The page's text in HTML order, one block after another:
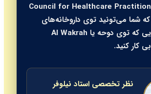
Council for Healthcare
شما می‌تونید توی داروخانه‌های
قطر، مثل اونایی که توی دوحه یا Al Wakrah
کار کنید.
نظر تخصصی استاد نیلوفر